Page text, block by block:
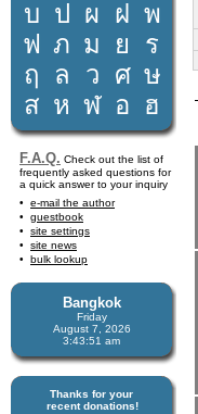
บ ป ผ ฝ พ
ฟ ภ ม ย
ร
ฤ
ล ว ศ ษ
ส ห ฬ อ ฮ
F.A.Q. Check out the list of
frequently asked questions for
a quick answer to your inquiry
e-mail the author
guestbook
site settings
site news
bulk lookup
Bangkok
Friday
August 7, 2026
3:43:51 am
Thanks for your
recent donations!